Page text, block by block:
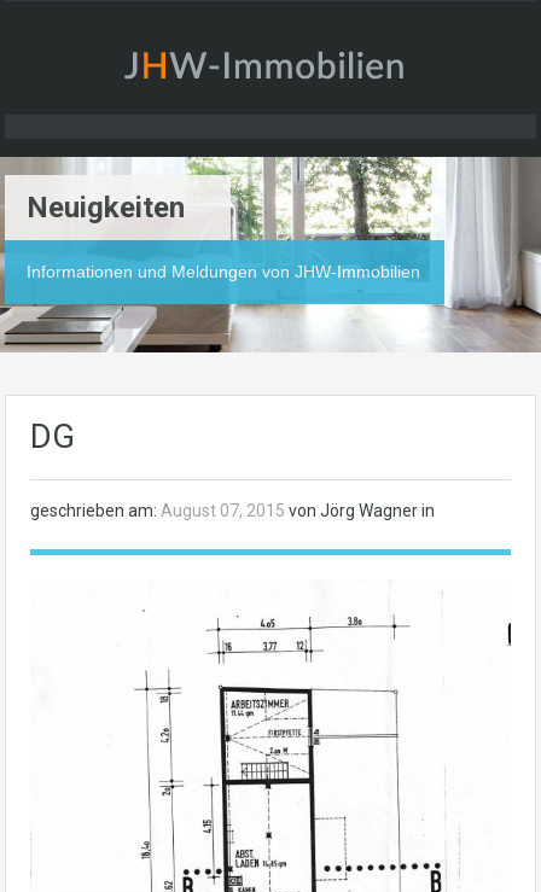
Neuigkeiten
Informationen und Meldungen von JHW-Immobilien
DG
geschrieben am: August 07, 2015 von Jörg Wagner in